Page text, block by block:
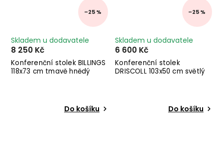
–25 %
Konferenční stolek BILLINGS
118x73 cm tmavě hnědý
Skladem u dodavatele
8 250 Kč
Do košíku
–25 %
Konferenční stolek
DRISCOLL 103x50 cm světlý
Skladem u dodavatele
6 600 Kč
Do košíku